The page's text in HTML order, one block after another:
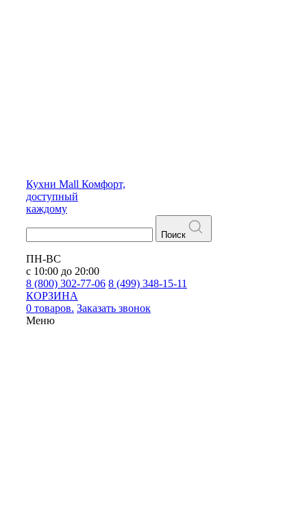
Кухни Mall Комфорт,
доступный
каждому
Поиск
ПН-ВС
с 10:00 до 20:00
8 (800) 302-77-06 8 (499) 348-15-11
КОРЗИНА
0 товаров. Заказать звонок
Меню